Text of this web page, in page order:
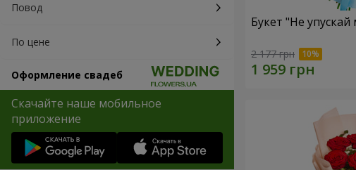
Повод
По цене
Оформление свадеб
Скачайте наше мобильное
приложение
Букет "Не упускай
2 177 грн